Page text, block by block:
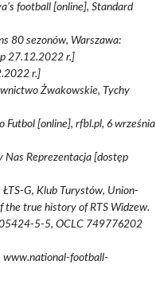
football [online], Standard
80 sezonów, Warszawa:
27.12.2022 r.]
r.]
Żwakowskie, Tychy
Futbol [online], rfbl.pl, 6 września
Reprezentacja [dostęp
G, Klub Turystów, Union-
true history of RTS Widzew.
5-5, OCLC 749776202
www.national-football-